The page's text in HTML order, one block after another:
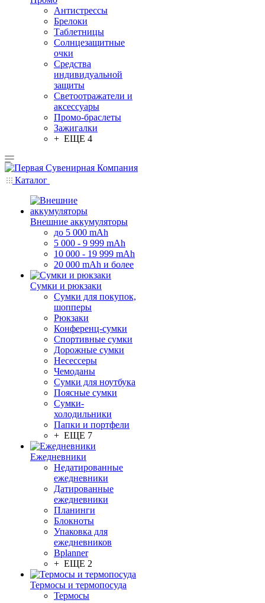
Антистрессы
Брелоки
Таблетницы
Солнцезащитные
очки
Средства
индивидуальной
защиты
Светоотражатели и
аксессуары
Промо-браслеты
Зажигалки
+ ЕЩЕ 4
Каталог
Внешние аккумуляторы
до 5 000 mAh
5 000 - 9 999 mAh
10 000 - 19 999 mAh
20 000 mAh и более
Сумки и рюкзаки
Сумки для покупок,
шопперы
Рюкзаки
Конференц-сумки
Спортивные сумки
Дорожные сумки
Несессеры
Чемоданы
Сумки для ноутбука
Поясные сумки
Сумки-
холодильники
Папки и портфели
+ ЕЩЕ 7
Ежедневники
Недатированные
ежедневники
Датированные
ежедневники
Планинги
Блокноты
Упаковка для
ежедневников
Bplanner
+ ЕЩЕ 2
Термосы и термопосуда
Термосы